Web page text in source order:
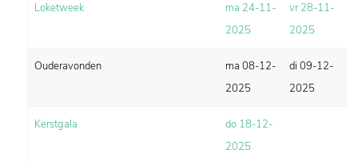
Loketweek
ma 24-11-
2025
vr 28-11-
2025
Ouderavonden
ma 08-12-
2025
di 09-12-
2025
Kerstgala
do 18-12-
2025